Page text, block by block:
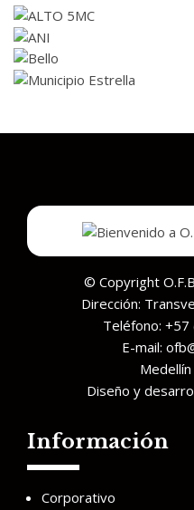
© Copyright
Dirección:
Teléfono:
E-mail:
Diseño y
Información
Corporativo